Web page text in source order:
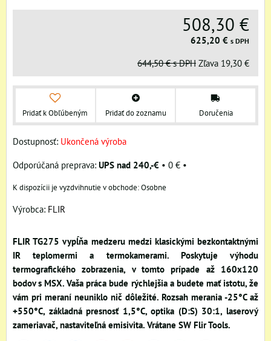
508,30 €
625,20 € s DPH
644,50 € s DPH Zľava 19,30 €
Pridať k Obľúbeným Pridať do zoznamu Doručenia
Dostupnosť: Ukončená výroba
UPS nad 240,-€ • 0 € •
Osobne
Výrobca: FLIR
FLIR TG275 vypĺňa medzeru medzi klasickými bezkontaktnými
IR teplomermi a termokamerami. Poskytuje výhodu
termografického zobrazenia, v tomto prípade až 160x120
bodov s MSX. Vaša práca bude rýchlejšia a budete mať istotu, že
vám pri meraní neuniklo nič dôležité. Rozsah merania -25°C až
+550°C, základná presnosť 1,5°C, optika (D:S) 30:1, laserový
zameriavač, nastaviteľná emisivita. Vrátane SW Flir Tools.